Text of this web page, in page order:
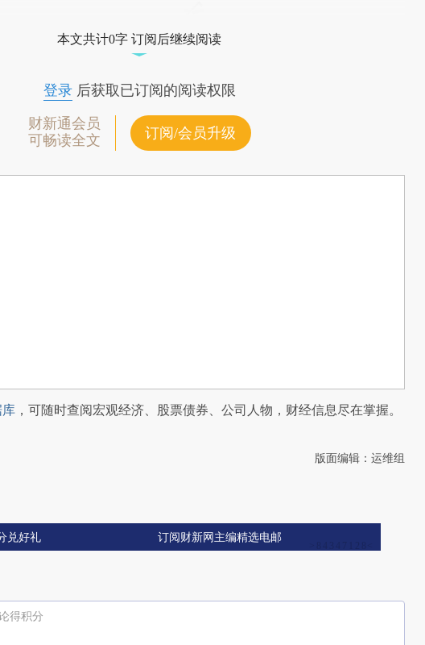
本文共计0字 订阅后继续阅读
登录后获取已订阅的阅读权限
财新通会员
可畅读全文
订阅/会员升级
，可随时查阅宏观经济、股票债券、公司人物，财经信息尽在掌握。
版面编辑：运维组
兑好礼 订阅财新网主编精选电邮
得积分